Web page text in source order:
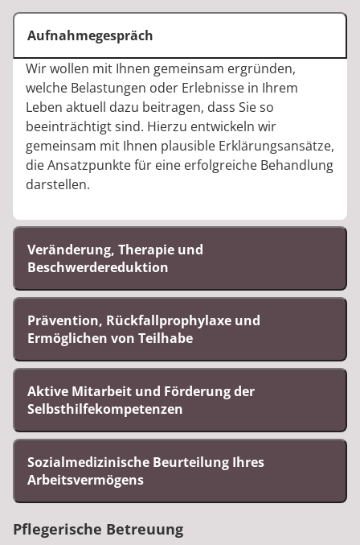
Aufnahmegespräch
Wir wollen mit Ihnen gemeinsam ergründen,
welche Belastungen oder Erlebnisse in Ihrem
Leben aktuell dazu beitragen, dass Sie so
beeinträchtigt sind. Hierzu entwickeln wir
gemeinsam mit Ihnen plausible Erklärungsansätze,
die Ansatzpunkte für eine erfolgreiche Behandlung
darstellen.
Veränderung, Therapie und
Beschwerdereduktion
Prävention, Rückfallprophylaxe und
Ermöglichen von Teilhabe
Aktive Mitarbeit und Förderung der
Selbsthilfekompetenzen
Sozialmedizinische Beurteilung Ihres
Arbeitsvermögens
Pflegerische Betreuung